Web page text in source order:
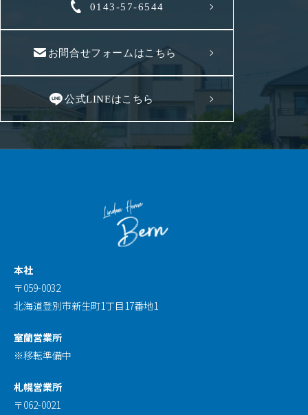
0143-57-6544
お問合せフォームはこちら
公式LINEはこちら
本社
〒059-0032
北海道登別市新生町1丁目17番地1
室蘭営業所
※移転準備中
札幌営業所
〒062-0021